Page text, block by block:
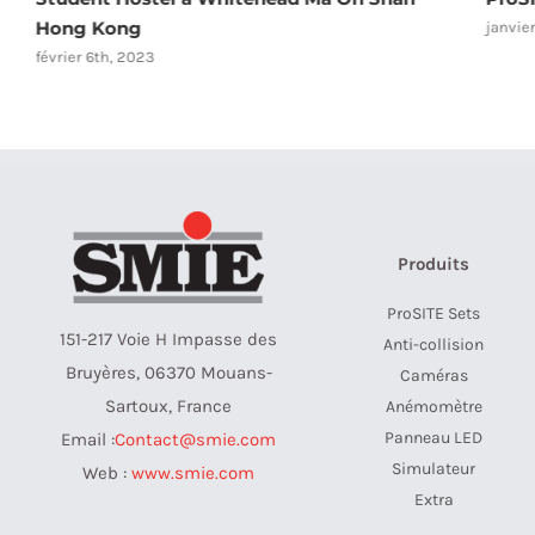
Hong Kong
février 6th, 2023
151-217 Voie H Impasse des
Bruyères, 06370 Mouans-
Sartoux, France
Email :Contact@smie.com
Web : www.smie.com
Produits
ProSITE Sets
Anti-collision
Caméras
Anémomètre
Panneau LED
Simulateur
Extra